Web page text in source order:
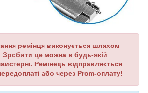
ремінця виконується шляхом
Зробити це можна в будь-якій
Ремінець відправляється
або через Prom-оплату!